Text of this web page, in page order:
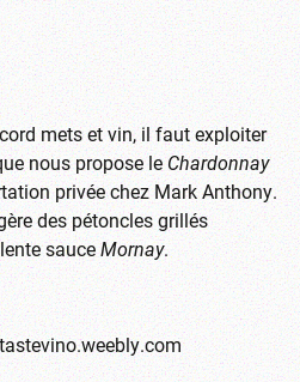
mets et vin, il faut exploiter
nous propose leChardonnay
privée chezMark Anthony.
des pétoncles grillés
sauceMornay.
tastevino.weebly.com